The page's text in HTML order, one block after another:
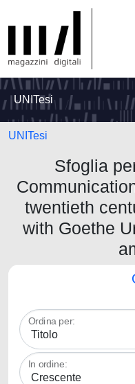
UNITesi
UNITesi
Sfoglia
twentieth
with Goethe
Ordina per:
In ordine: